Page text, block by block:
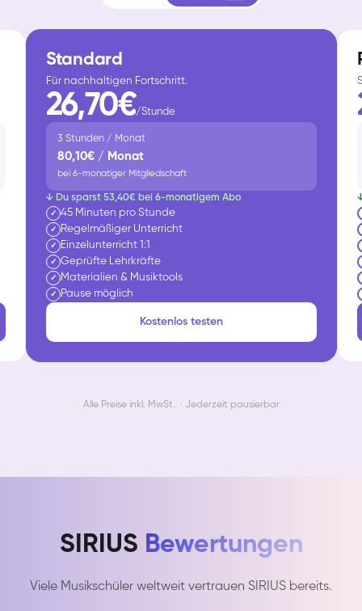
Standard
Für nachhaltigen Fortschritt.
26,70€/Stunde
3 Stunden / Monat
80,10€ / Monat
bei 6-monatiger Mitgliedschaft
↓ Du sparst 53,40€ bei 6-monatigem Abo
✓ 45 Minuten pro Stunde
✓ Regelmäßiger Unterricht
✓ Einzelunterricht 1:1
✓ Geprüfte Lehrkräfte
✓ Materialien & Musiktools
✓ Pause möglich
Kostenlos testen
Alle Preise inkl. MwSt. · Jederzeit pausierbar
SIRIUS Bewertungen
Viele Musikschüler weltweit vertrauen SIRIUS bereits.